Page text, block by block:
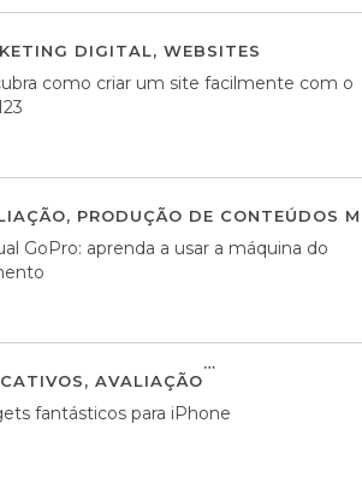
DIGITAL, WEBSITES
como criar um site facilmente com o
, PRODUÇÃO DE CONTEÚDOS
GoPro: aprenda a usar a máquina do
, AVALIAÇÃO
fantásticos para iPhone